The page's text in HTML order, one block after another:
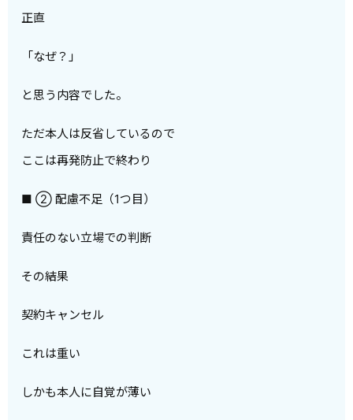
正直
「なぜ？」
と思う内容でした。
ただ本人は反省しているので
ここは再発防止で終わり
■ ② 配慮不足（1つ目）
責任のない立場での判断
その結果
契約キャンセル
これは重い
しかも本人に自覚が薄い